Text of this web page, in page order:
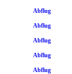
Abflug
Abflug
Abflug
Abflug
Abflug